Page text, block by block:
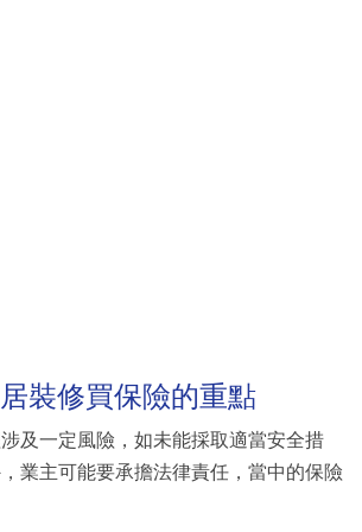
裝修買保險的重點
及一定風險，如未能採取適當安全措
業主可能要承擔法律責任，當中的保險